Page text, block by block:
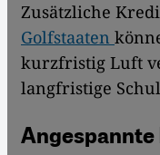
Zusätzliche
Golfstaaten
kurzfristig Luft
langfristige
Angespannte